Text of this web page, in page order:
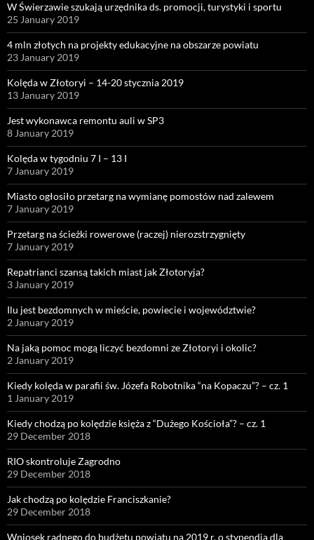
W Świerzawie szukają urzędnika ds. promocji, turystyki i sportu
25 January 2019
4 mln złotych na projekty edukacyjne na obszarze powiatu
23 January 2019
Kolęda w Złotoryi – 14-20 stycznia 2019
13 January 2019
Jest wykonawca remontu auli w SP3
8 January 2019
Kolęda w tygodniu 7 I – 13 I
7 January 2019
Miasto ogłosiło przetarg na wymianę pomostów nad zalewem
7 January 2019
Przetarg na ścieżki rowerowe (raczej) nierozstrzygnięty
7 January 2019
Repatrianci szansą takich miast jak Złotoryja?
3 January 2019
Ilu jest bezdomnych w mieście, powiecie i województwie?
2 January 2019
Na jaką pomoc mogą liczyć bezdomni ze Złotoryi i okolic?
2 January 2019
Kiedy kolęda w parafii św. Józefa Robotnika “na Kopaczu”? – cz. 1
1 January 2019
Kiedy chodzą po kolędzie księża z “Dużego Kościoła”? – cz. 1
29 December 2018
RIO skontroluje Zagrodno
29 December 2018
Jak chodzą po kolędzie Franciszkanie?
29 December 2018
Wniosek radnego do budżetu powiatu na 2019 r. o stypendia dla